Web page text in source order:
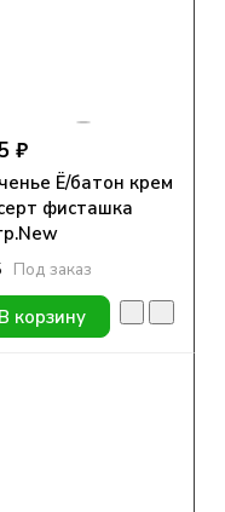
₽
Ё/батон крем
фисташка
Под заказ
В корзину